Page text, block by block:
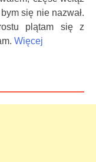
się nie nazwał.
plątam się z
Więcej